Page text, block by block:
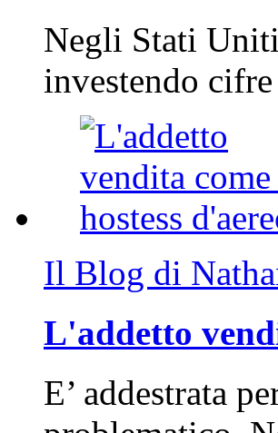
Negli Stati
investendo
Il Blog di
L'addetto
E’ addestrata